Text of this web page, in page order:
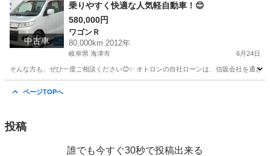
中古車
乗りやすく快適な人気軽自動車！😊
580,000円
ワゴンＲ
80,000km 2012年
岐阜県 海津市 6月24日
そんな方も、ぜひ一度ご相談ください😊✨ オトロンの自社ローンは、信販会社を通
ページTOPへ
投稿
誰でも今すぐ30秒で投稿出来る